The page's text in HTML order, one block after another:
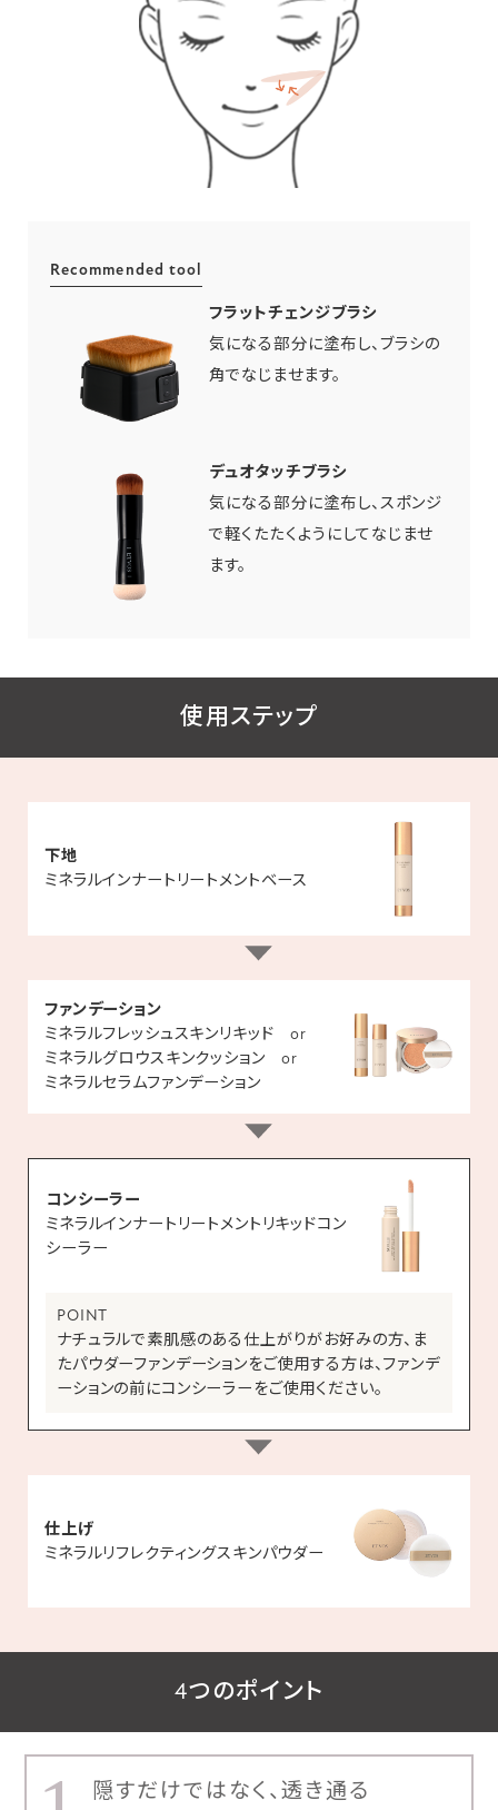
Recommended tool
フラットチェンジブラシ
気になる部分に塗布し、ブラシの
角でなじませます。
デュオタッチブラシ
気になる部分に塗布し、スポンジ
で軽くたたくようにしてなじませ
ます。
使用ステップ
下地
ミネラルインナートリートメントベース
ファンデーション
ミネラルフレッシュスキンリキッド or
ミネラルグロウスキンクッション or
ミネラルセラムファンデーション
コンシーラー
ミネラルインナートリートメントリキッドコン
シーラー
POINT
ナチュラルで素肌感のある仕上がりがお好みの方、ま
たパウダーファンデーションをご使用する方は、ファンデ
ーションの前にコンシーラーをご使用ください。
仕上げ
ミネラルリフレクティングスキンパウダー
4つのポイント
隠すだけではなく、透き通る